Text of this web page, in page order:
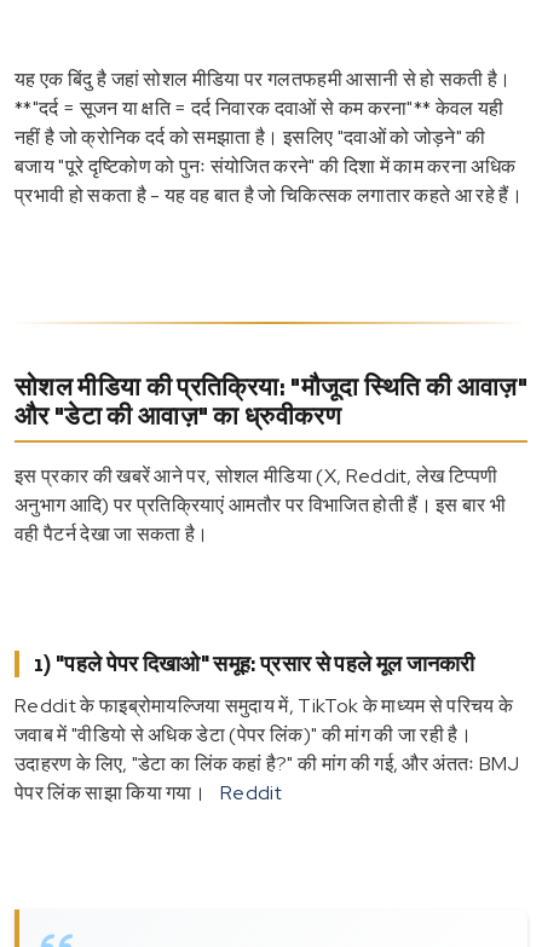
यह एक बिंदु है जहां सोशल मीडिया पर गलतफहमी आसानी से हो सकती है।
**"दर्द = सूजन या क्षति = दर्द निवारक दवाओं से कम करना"** केवल यही
नहीं है जो क्रोनिक दर्द को समझाता है। इसलिए "दवाओं को जोड़ने" की
बजाय "पूरे दृष्टिकोण को पुनः संयोजित करने" की दिशा में काम करना अधिक
प्रभावी हो सकता है - यह वह बात है जो चिकित्सक लगातार कहते आ रहे हैं।
सोशल मीडिया की प्रतिक्रिया: "मौजूदा स्थिति की आवाज़"
और "डेटा की आवाज़" का ध्रुवीकरण
इस प्रकार की खबरें आने पर, सोशल मीडिया (X, Reddit, लेख टिप्पणी
अनुभाग आदि) पर प्रतिक्रियाएं आमतौर पर विभाजित होती हैं। इस बार भी
वही पैटर्न देखा जा सकता है।
1) "पहले पेपर दिखाओ" समूह: प्रसार से पहले मूल जानकारी
Reddit के फाइब्रोमायल्जिया समुदाय में, TikTok के माध्यम से परिचय के
जवाब में "वीडियो से अधिक डेटा (पेपर लिंक)" की मांग की जा रही है।
उदाहरण के लिए, "डेटा का लिंक कहां है?" की मांग की गई, और अंततः BMJ
पेपर लिंक साझा किया गया।
Reddit